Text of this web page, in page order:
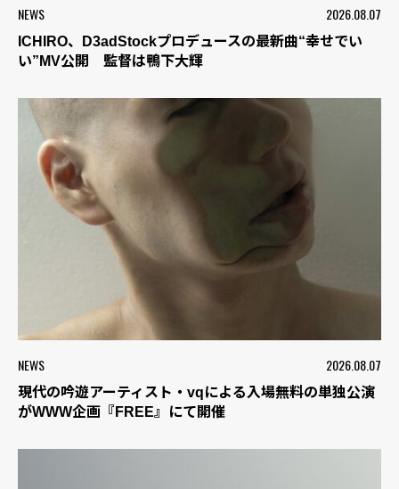
NEWS 2026.08.07
ICHIRO、D3adStockプロデュースの最新曲“幸せでい
い”MV公開 監督は鴨下大輝
NEWS 2026.08.07
現代の吟遊アーティスト・vqによる入場無料の単独公演
がWWW企画『FREE』にて開催